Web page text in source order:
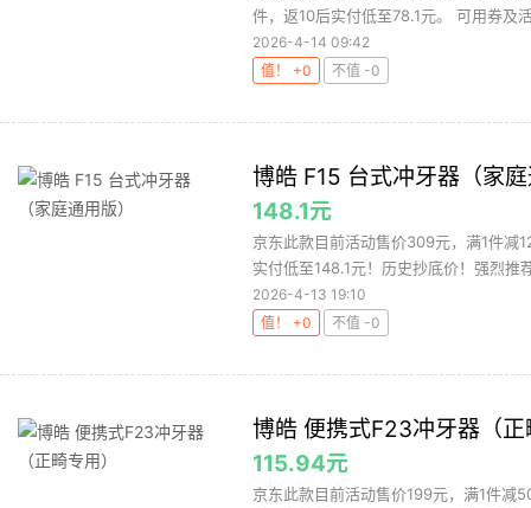
件，返10后实付低至78.1元。 可用券及
2026-4-14 09:42
值！ +0
不值 -0
博皓 F15 台式冲牙器（家
148.1元
京东此款目前活动售价309元，满1件减
实付低至148.1元！历史抄底价！强烈推
2026-4-13 19:10
值！ +0
不值 -0
博皓 便携式F23冲牙器（
115.94元
京东此款目前活动售价199元，满1件减